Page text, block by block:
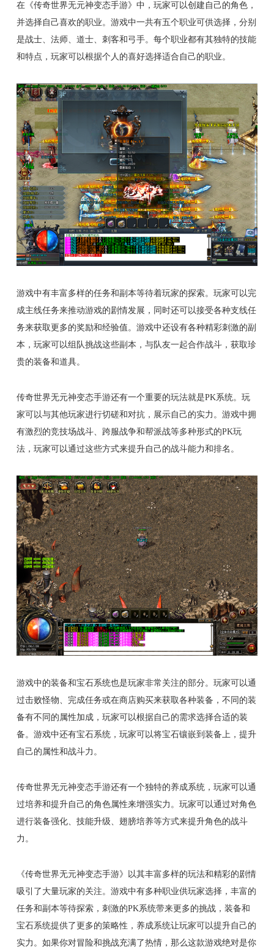
在《传奇世界无元神变态手游》中，玩家可以创建自己的角色，
并选择自己喜欢的职业。游戏中一共有五个职业可供选择，分别
是战士、法师、道士、刺客和弓手。每个职业都有其独特的技能
和特点，玩家可以根据个人的喜好选择适合自己的职业。
游戏中有丰富多样的任务和副本等待着玩家的探索。玩家可以完
成主线任务来推动游戏的剧情发展，同时还可以接受各种支线任
务来获取更多的奖励和经验值。游戏中还设有各种精彩刺激的副
本，玩家可以组队挑战这些副本，与队友一起合作战斗，获取珍
贵的装备和道具。
传奇世界无元神变态手游还有一个重要的玩法就是PK系统。玩
家可以与其他玩家进行切磋和对抗，展示自己的实力。游戏中拥
有激烈的竞技场战斗、跨服战争和帮派战等多种形式的PK玩
法，玩家可以通过这些方式来提升自己的战斗能力和排名。
游戏中的装备和宝石系统也是玩家非常关注的部分。玩家可以通
过击败怪物、完成任务或在商店购买来获取各种装备，不同的装
备有不同的属性加成，玩家可以根据自己的需求选择合适的装
备。游戏中还有宝石系统，玩家可以将宝石镶嵌到装备上，提升
自己的属性和战斗力。
传奇世界无元神变态手游还有一个独特的养成系统，玩家可以通
过培养和提升自己的角色属性来增强实力。玩家可以通过对角色
进行装备强化、技能升级、翅膀培养等方式来提升角色的战斗
力。
《传奇世界无元神变态手游》以其丰富多样的玩法和精彩的剧情
吸引了大量玩家的关注。游戏中有多种职业供玩家选择，丰富的
任务和副本等待探索，刺激的PK系统带来更多的挑战，装备和
宝石系统提供了更多的策略性，养成系统让玩家可以提升自己的
实力。如果你对冒险和挑战充满了热情，那么这款游戏绝对是你